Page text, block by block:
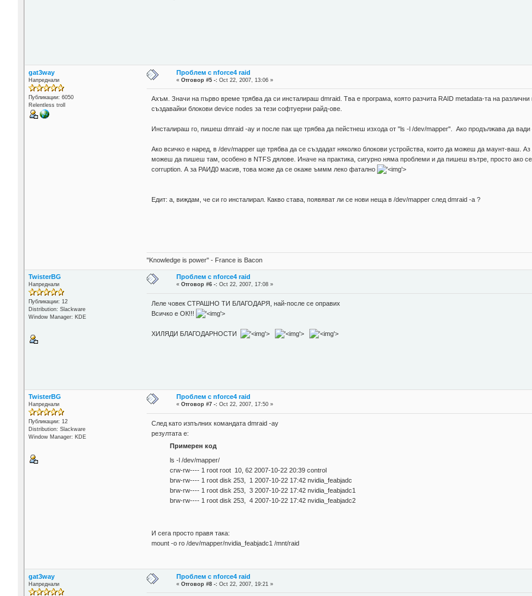
gat3way
Напреднали
Публикации: 6050
Relentless troll
Проблем с nforce4 raid
«Отговор #5 -: Oct 22, 2007, 13:06 »
Ахъм. Значи на първо време трябва да си инсталираш dmraid. Тва е програма, която разчита RAID metadata-та на
създавайки блокови device nodes за тези софтуерни райд-ове.
Инсталираш го, пишеш dmraid -ay и после пак ще трябва да пейстнеш изхода от "ls -l /dev/mapper". Ако продължава да вади
Ако всичко е наред, в /dev/mapper ще трябва да се създадат няколко блокови устройства, които да можеш да маунт-ваш.
можеш да пишеш там, особено в NTFS дялове. Иначе на практика, сигурно няма проблеми и да пишеш вътре, просто ако
corruption. А за РАИД0 масив, това може да се окаже ъммм леко фатално
'>
Едит: а, виждам, че си го инсталирал. Какво става, появяват ли се нови неща в /dev/mapper след dmraid -a ?
"Knowledge is power" - France is Bacon
TwisterBG
Напреднали
Публикации: 12
Distribution: Slackware
Window Manager: KDE
Проблем с nforce4 raid
«Отговор #6 -: Oct 22, 2007, 17:08 »
Леле човек СТРАШНО ТИ БЛАГОДАРЯ, най-после се оправих
Всичко е ОК!!!
'>
ХИЛЯДИ БЛАГОДАРНОСТИ '> '> '>
TwisterBG
Напреднали
Публикации: 12
Distribution: Slackware
Window Manager: KDE
Проблем с nforce4 raid
«Отговор #7 -: Oct 22, 2007, 17:50 »
След като изпълних командата dmraid -ay
резултата е:
Примерен код
ls -l /dev/mapper/
crw-rw---- 1 root root 10, 62 2007-10-22 20:39 control
brw-rw---- 1 root disk 253, 1 2007-10-22 17:42 nvidia_feabjadc
brw-rw---- 1 root disk 253, 3 2007-10-22 17:42 nvidia_feabjadc1
brw-rw---- 1 root disk 253, 4 2007-10-22 17:42 nvidia_feabjadc2
И сега просто правя така:
mount -o ro /dev/mapper/nvidia_feabjadc1 /mnt/raid
gat3way
Напреднали
Проблем с nforce4 raid
«Отговор #8 -: Oct 22, 2007, 19:21 »